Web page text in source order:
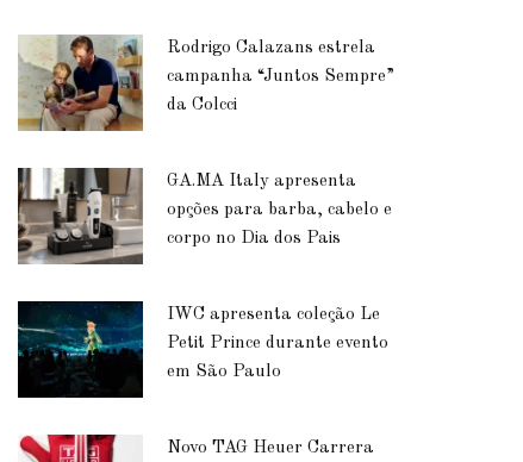
Rodrigo Calazans estrela
campanha “Juntos Sempre”
da Colcci
GA.MA Italy apresenta
opções para barba, cabelo e
corpo no Dia dos Pais
IWC apresenta coleção Le
Petit Prince durante evento
em São Paulo
Novo TAG Heuer Carrera